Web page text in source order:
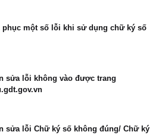
phục một số lỗi khi sử dụng chữ ký số
sửa lỗi không vào được trang
sửa lỗi Chữ ký số không đúng/ Chữ ký